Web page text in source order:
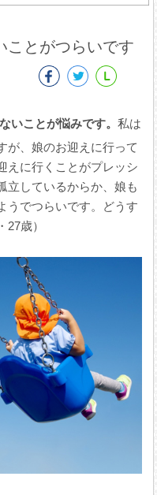
ことがつらいです
いことが悩みです。 私は
が、娘のお迎えに行って
えに行くことがプレッシ
立しているからか、娘も
うでつらいです。どうす
歳）